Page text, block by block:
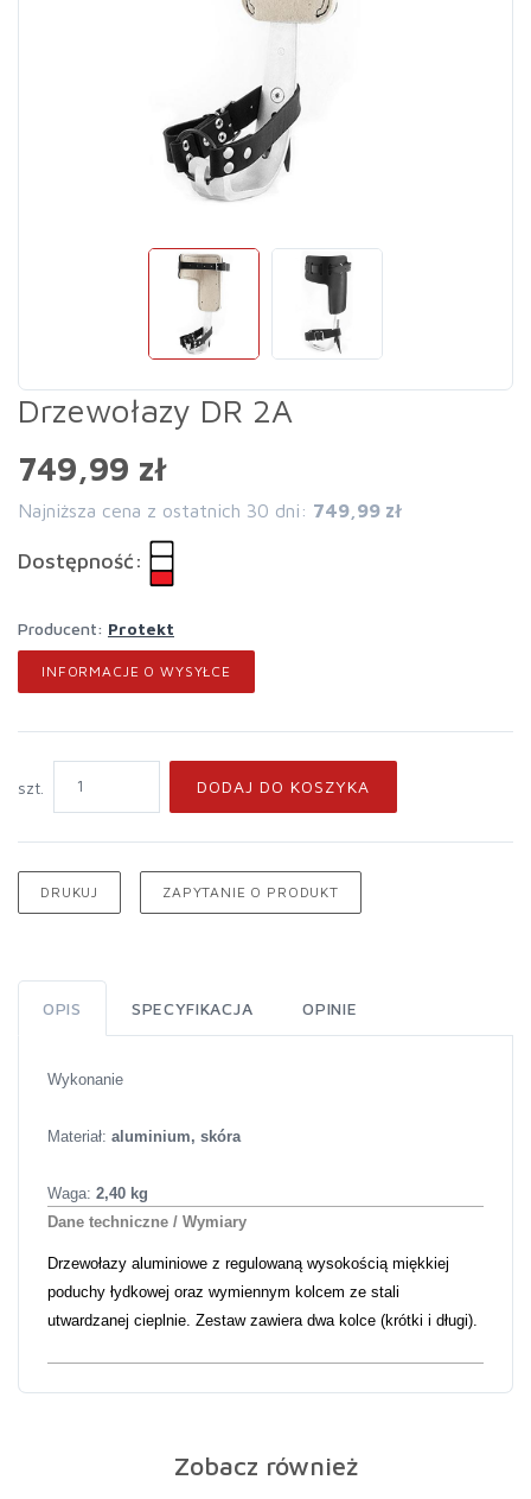
Drzewołazy DR 2A
749,99 zł
Najniższa cena z ostatnich 30 dni: 749,99 zł
Dostępność:
Producent: Protekt
INFORMACJE O WYSYŁCE
szt. DODAJ DO KOSZYKA
DRUKUJ ZAPYTANIE O PRODUKT
OPIS SPECYFIKACJA OPINIE
Wykonanie
Materiał: aluminium, skóra
Waga: 2,40 kg
Dane techniczne / Wymiary
Drzewołazy aluminiowe z regulowaną wysokością miękkiej
poduchy łydkowej oraz wymiennym kolcem ze stali
utwardzanej cieplnie. Zestaw zawiera dwa kolce (krótki i długi).
Zobacz również